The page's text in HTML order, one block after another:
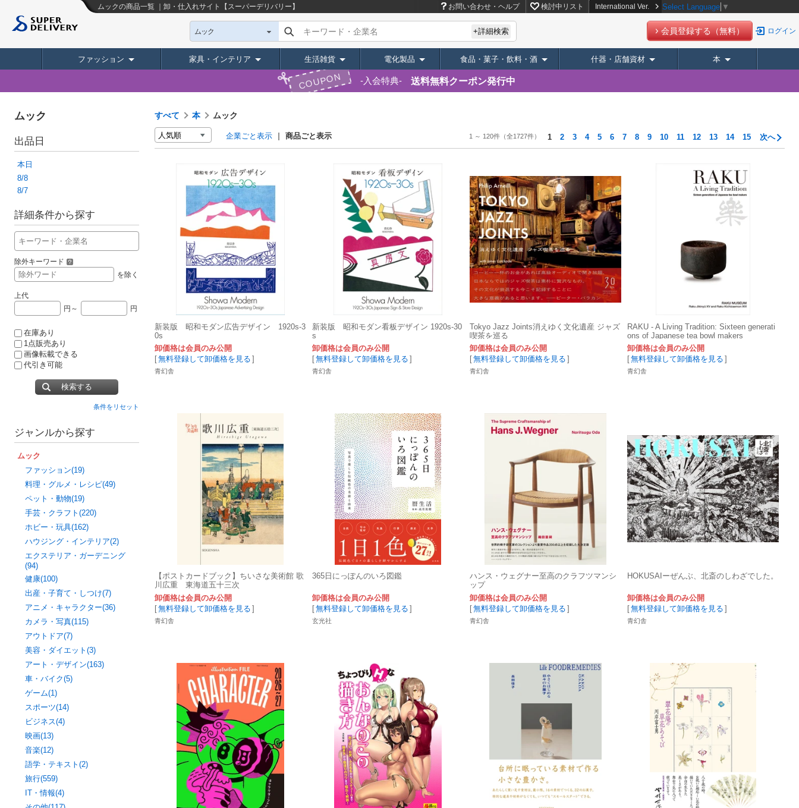
ムックの商品一覧 ｜卸・仕入れサイト【スーパーデリバリー】 お問い合わせ・ヘルプ 検討中リスト International Ver. Select Language ▼
ムック キーワード・企業名 +詳細検索 会員登録する（無料） ログイン
ファッション 家具・インテリア 生活雑貨 電化製品 食品・菓子・飲料・酒 什器・店舗資材 本
COUPON 入会特典 送料無料クーポン発行中
ムック
出品日
本日
8/8
8/7
詳細条件から探す
除外キーワード
を除く
上代
円～
円
在庫あり
1点販売あり
画像転載できる
代引き可能
検索する
条件をリセット
ジャンルから探す
ムック
ファッション(19)
料理・グルメ・レシピ(49)
ペット・動物(19)
手芸・クラフト(220)
ホビー・玩具(162)
ハウジング・インテリア(2)
エクステリア・ガーデニング
(94)
健康(100)
出産・子育て・しつけ(7)
アニメ・キャラクター(36)
カメラ・写真(115)
アウトドア(7)
美容・ダイエット(3)
アート・デザイン(163)
車・バイク(5)
ゲーム(1)
スポーツ(14)
ビジネス(4)
映画(13)
音楽(12)
語学・テキスト(2)
旅行(559)
IT・情報(4)
すべて 本 ムック
企業ごと表示 商品ごと表示 1 ～ 120件（全1727件） 1 2 3 4 5 6 7 8 9 10 11 12 13 14 15 次へ
新装版 昭和モダン広告デザイン 1920s-3
0s
卸価格は会員のみ公開
[無料登録して卸価格を見る ]
青幻舎
新装版 昭和モダン看板デザイン 1920s-30
s
卸価格は会員のみ公開
[無料登録して卸価格を見る ]
青幻舎
Tokyo Jazz Joints消えゆく文化遺産 ジャズ
喫茶を巡る
卸価格は会員のみ公開
[無料登録して卸価格を見る ]
青幻舎
RAKU - A Living Tradition: Sixteen generati
ons of Japanese tea bowl makers
卸価格は会員のみ公開
[無料登録して卸価格を見る ]
青幻舎
【ポストカードブック】ちいさな美術館 歌
川広重 東海道五十三次
卸価格は会員のみ公開
[無料登録して卸価格を見る ]
青幻舎
365日にっぽんのいろ図鑑
卸価格は会員のみ公開
[無料登録して卸価格を見る ]
玄光社
ハンス・ウェグナー至高のクラフツマンシ
ップ
卸価格は会員のみ公開
[無料登録して卸価格を見る ]
青幻舎
HOKUSAIーぜんぶ、北斎のしわざでした。
卸価格は会員のみ公開
[無料登録して卸価格を見る ]
青幻舎